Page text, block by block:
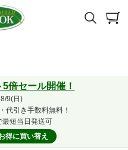
倍セール開催！
9(日)
代引き手数料無料！
最短当日発送可
得に買い替え